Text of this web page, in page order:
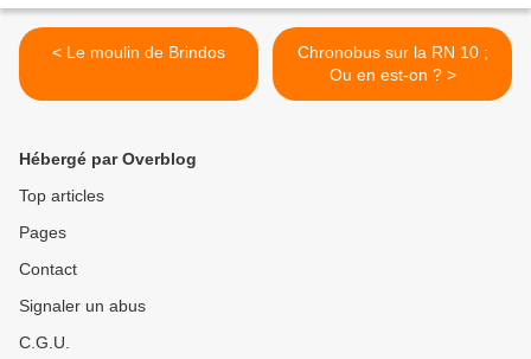
< Le moulin de Brindos
Chronobus sur la RN 10 ;
Ou en est-on ? >
Hébergé par Overblog
Top articles
Pages
Contact
Signaler un abus
C.G.U.